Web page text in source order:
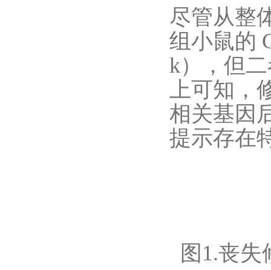
尽管从整
组小鼠的
k），但
上可知，
相关基因
提示存在
图1.丧